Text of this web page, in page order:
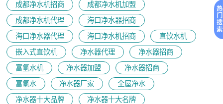
成都净水机招商
成都净水机加盟
成都净水机代理
海口净水器招商
海口净水器代理
海口净水机招商
直饮水机
嵌入式直饮机
净水器代理
净水器招商
富氢水机
净水器加盟
净水器招商
富氢水
净水器厂家
全屋净水
净水器十大品牌
净水器十大名牌
热
门
搜
索